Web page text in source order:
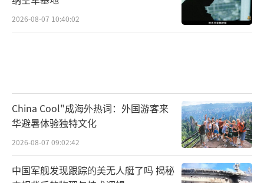
2026-08-07 10:40:02
China Cool"成海外热词：外国游客来
华避暑体验独特文化
2026-08-07 09:02:42
中国军舰发现跟踪的美无人艇了吗 揭秘